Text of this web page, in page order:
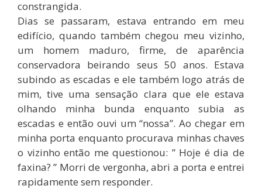
constrangida.
Dias se passaram, estava entrando em meu
edifício, quando também chegou meu vizinho,
um homem maduro, firme, de aparência
conservadora beirando seus 50 anos. Estava
subindo as escadas e ele também logo atrás de
mim, tive uma sensação clara que ele estava
olhando minha bunda enquanto subia as
escadas e então ouvi um “nossa”. Ao chegar em
minha porta enquanto procurava minhas chaves
o vizinho então me questionou: ” Hoje é dia de
faxina? ” Morri de vergonha, abri a porta e entrei
rapidamente sem responder.